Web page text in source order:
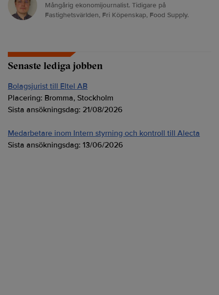
Mångårig ekonomijournalist. Tidigare på
Fastighetsvärlden, Fri Köpenskap, Food Supply.
Senaste lediga jobben
Bolagsjurist till Eltel AB
Placering: Bromma, Stockholm
Sista ansökningsdag: 21/08/2026
Medarbetare inom Intern styrning och kontroll till Alecta
Sista ansökningsdag: 13/06/2026